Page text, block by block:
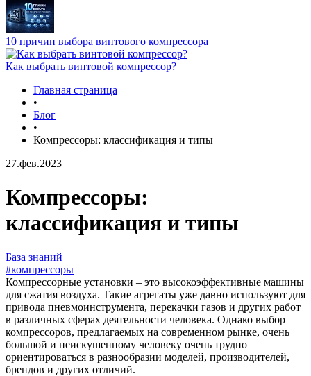
10 причин выбора винтового компрессора
Как выбрать винтовой компрессор?
Главная страница
•
Блог
•
Компрессоры: классификация и типы
27.фев.2023
Компрессоры:
классификация и типы
База знаний
#компрессоры
Компрессорные установки – это высокоэффективные машины
для сжатия воздуха. Такие агрегаты уже давно используют для
привода пневмоинструмента, перекачки газов и других работ
в различных сферах деятельности человека. Однако выбор
компрессоров, предлагаемых на современном рынке, очень
большой и неискушенному человеку очень трудно
ориентироваться в разнообразии моделей, производителей,
брендов и других отличий.